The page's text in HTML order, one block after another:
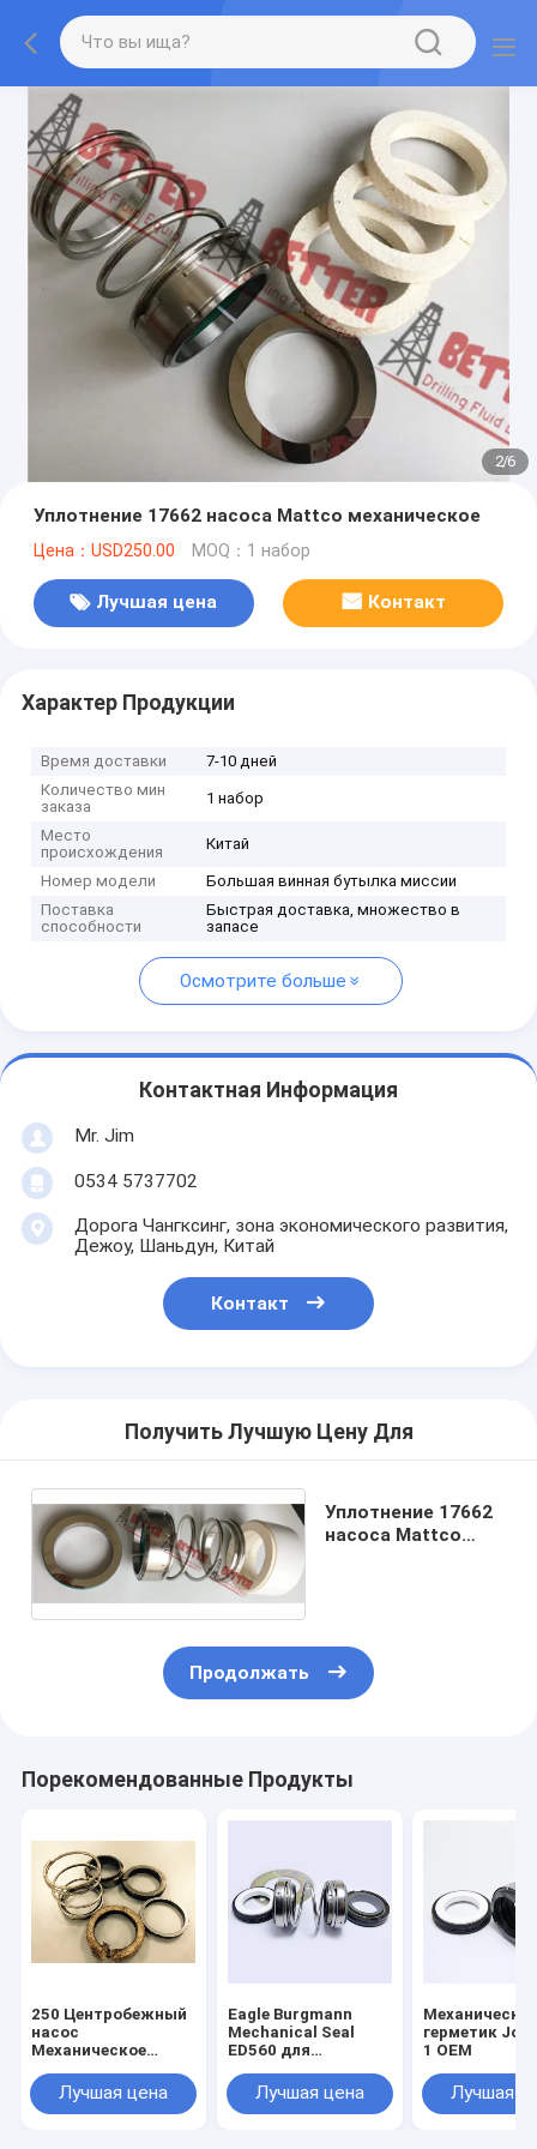
2/6
Уплотнение 17662 насоса Mattco механическое
Цена：USD250.00 MOQ：1 набор
Лучшая цена Контакт
Характер Продукции
Время доставки
7-10 дней
Количество мин
заказа
1 набор
Место
происхождения
Китай
Номер модели
Большая винная бутылка миссии
Поставка
способности
Быстрая доставка, множество в
запасе
Осмотрите больше
Контактная Информация
Mr. Jim
0534 5737702
Дорога Чангксинг, зона экономического развития,
Дежоу, Шаньдун, Китай
Контакт
Получить Лучшую Цену Для
Уплотнение 17662
насоса Mattco
Продолжать
Порекомендованные Продукты
250 Центробежный
насос
Механическое
Вольфрамовые
карбидные
Лучшая цена
Eagle Burgmann
Mechanical Seal
ED560 для
центробежных
насосов
Лучшая цена
герметик
1 OEM
Лучшая